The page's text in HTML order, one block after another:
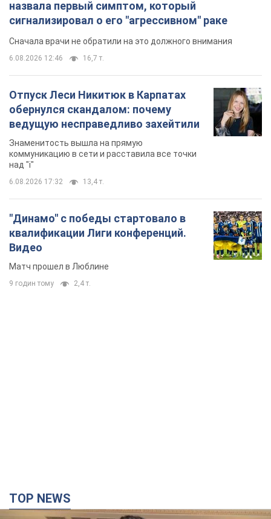
над "i"
6.08.2026 17:32 13,4 т.
"Динамо" с победы стартовало в
квалификации Лиги конференций.
Видео
Матч прошел в Люблине
9 годин тому 2,4 т.
"Защита нашей жизни": Зеленский об
антибаллистической системе FREYJA,